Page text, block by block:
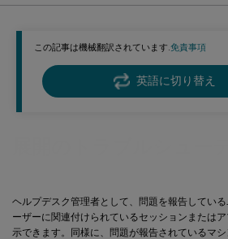
この記事は機械翻訳されています.免責事項
英語に切り替え
ヘルプデスク管理者として、問題を報告してい
ーザーに関連付けられているセッションまたは
示できます。同様に、問題が報告されているマ